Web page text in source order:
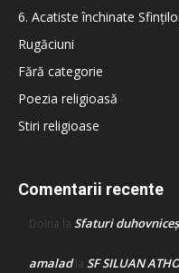
6. Acatiste închinate
Rugăciuni
Fără categorie
Poezia religioasă
Stiri religioase
Comentarii recente
Doina la Sfaturi
amaladla SF SILUAN